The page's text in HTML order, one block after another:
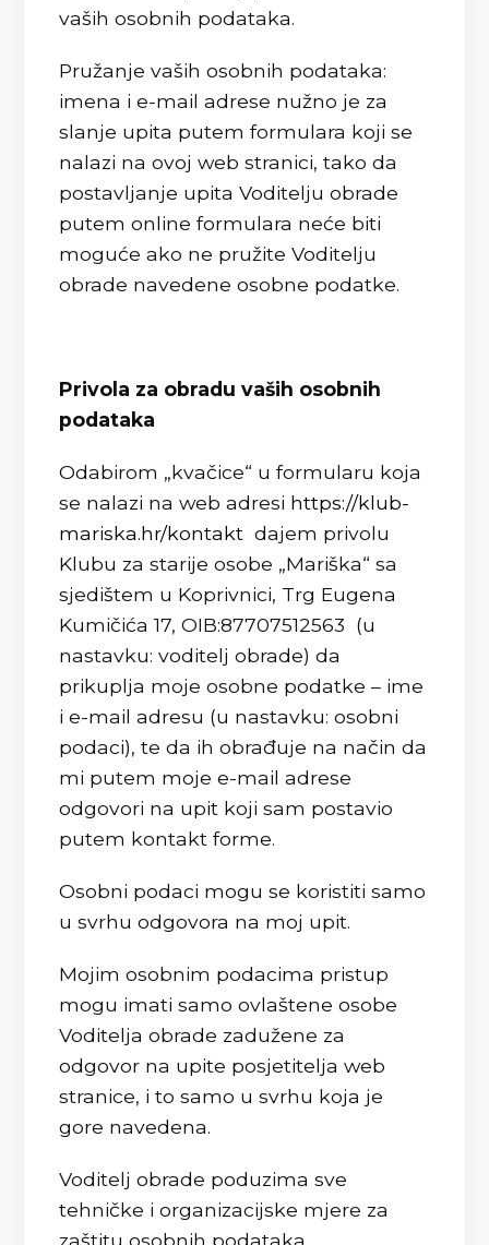
vaših osobnih podataka.
Pružanje vaših osobnih podataka:
imena i e-mail adrese nužno je za
slanje upita putem formulara koji se
nalazi na ovoj web stranici, tako da
postavljanje upita Voditelju obrade
putem online formulara neće biti
moguće ako ne pružite Voditelju
obrade navedene osobne podatke.
Privola za obradu vaših osobnih
podataka
Odabirom „kvačice“ u formularu koja
se nalazi na web adresi https://klub-
mariska.hr/kontakt dajem privolu
Klubu za starije osobe „Mariška“ sa
sjedištem u Koprivnici, Trg Eugena
Kumičića 17, OIB:87707512563 (u
nastavku: voditelj obrade) da
prikuplja moje osobne podatke – ime
i e-mail adresu (u nastavku: osobni
podaci), te da ih obrađuje na način da
mi putem moje e-mail adrese
odgovori na upit koji sam postavio
putem kontakt forme.
Osobni podaci mogu se koristiti samo
u svrhu odgovora na moj upit.
Mojim osobnim podacima pristup
mogu imati samo ovlaštene osobe
Voditelja obrade zadužene za
odgovor na upite posjetitelja web
stranice, i to samo u svrhu koja je
gore navedena.
Voditelj obrade poduzima sve
tehničke i organizacijske mjere za
zaštitu osobnih podataka.